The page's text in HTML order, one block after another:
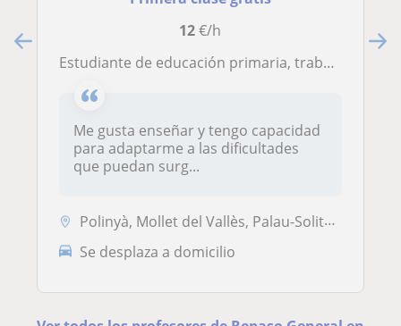
12€/h
Estudiante de educación primaria, trabajo en instituto y colegios de primaria como soporte.
Me gusta enseñar y tengo capacidad
para adaptarme a las dificultades
que puedan surg...
Polinyà, Mollet del Vallès, Palau-Solità I Plegamans, Santa Perpètua d...
Se desplaza a domicilio